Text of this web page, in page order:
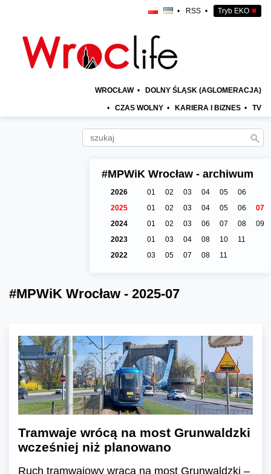
• RSS • Tryb EKO ✖
WROCŁAW • DOLNY ŚLĄSK (AGLOMERACJA)
• CZAS WOLNY • KARIERA I BIZNES • TV
#MPWiK Wrocław - archiwum
2026 01 02 03 04 05
06
2025
01 02 03 04 05 06
07
2024
01 02 03 06 07 08
09
2023
01 03 04 08 10
11
2022
03 05 07 08 11
#MPWiK Wrocław - 2025-07
Tramwaje wrócą na most Grunwaldzki
wcześniej niż planowano
Ruch tramwajowy wraca na most Grunwaldzki –